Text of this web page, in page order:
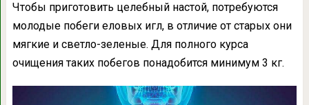
Чтобы приготовить целебный настой, потребуются
молодые побеги еловых игл, в отличие от старых они
мягкие и светло-зеленые. Для полного курса
очищения таких побегов понадобится минимум 3 кг.